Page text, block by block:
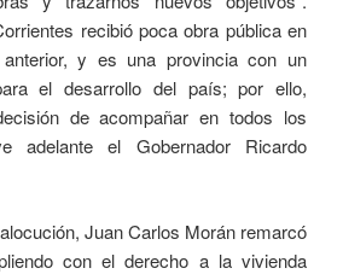
recibió poca obra pública en
y es una provincia con un
el desarrollo del país; por ello,
de acompañar en todos los
adelante el Gobernador Ricardo
Juan Carlos Morán remarcó
con el derecho a la vivienda